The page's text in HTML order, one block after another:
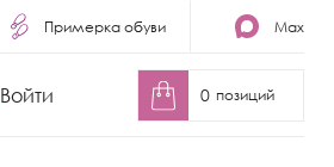
Примерка обуви Max
Войти 0 позиций